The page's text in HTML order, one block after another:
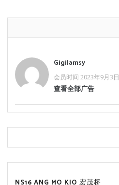
Gigilamsy
会员时间 2023年9月3日
查看全部广告